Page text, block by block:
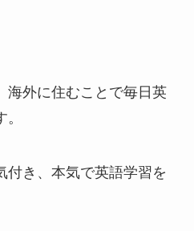
海外に住むことで毎日英
付き、本気で英語学習を